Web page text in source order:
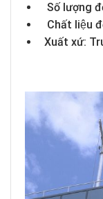
Số lượng
Chất liệu
Xuất xứ: